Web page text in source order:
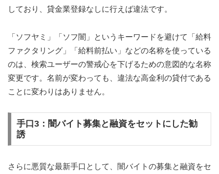
しており、貸金業登録なしに行えば違法です。
「ソフヤミ」「ソフ闇」というキーワードを避けて「給料
ファクタリング」「給料前払い」などの名称を使っている
のは、検索ユーザーの警戒心を下げるための意図的な名称
変更です。名前が変わっても、違法な高金利の貸付である
ことに変わりはありません。
手口3：闇バイト募集と融資をセットにした勧
誘
さらに悪質な最新手口として、闇バイトの募集と融資をセ